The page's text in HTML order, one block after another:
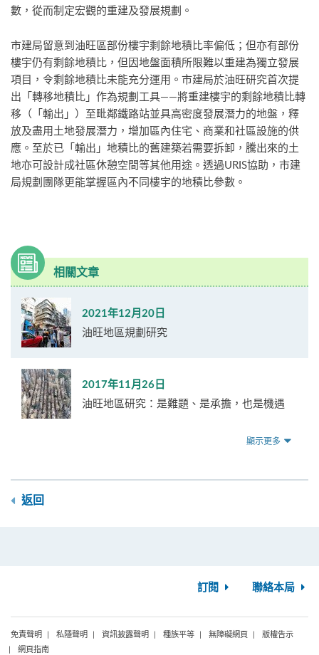
數，從而制定宏觀的重建及發展規劃。
市建局留意到油旺區部份樓宇剩餘地積比率偏低；但亦有部份
樓宇仍有剩餘地積比，但因地盤面積所限難以重建為獨立發展
項目，令剩餘地積比未能充分運用。市建局於油旺研究首次提
出「轉移地積比」作為規劃工具——將重建樓宇的剩餘地積比轉
移（「輸出」）至毗鄰鐵路站並具高密度發展潛力的地盤，釋
放及盡用土地發展潛力，增加區內住宅、商業和社區設施的供
應。至於已「輸出」地積比的舊建築若需要拆卸，騰出來的土
地亦可設計成社區休憩空間等其他用途。透過URIS協助，市建
局規劃團隊更能掌握區內不同樓宇的地積比參數。
相關文章
2021年12月20日
油旺地區規劃研究
2017年11月26日
油旺地區研究：是難題、是承擔，也是機遇
顯示更多
返回
訂閱 聯絡本局
免責聲明 私隱聲明 資訊披露聲明 種族平等 無障礙網頁
版權告示
網頁指南